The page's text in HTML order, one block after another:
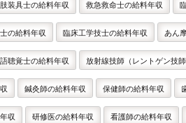
肢装具士の給料年収 救急救命士の給料年収
士の給料年収 臨床工学技士の給料年収 あん
語聴覚士の給料年収 放射線技師（レントゲン技
収 鍼灸師の給料年収 保健師の給料年収
年収 研修医の給料年収 看護師の給料年収